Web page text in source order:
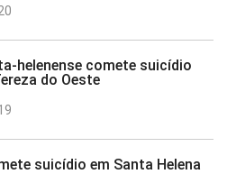
helenense comete suicídio
do Oeste
suicídio em Santa Helena